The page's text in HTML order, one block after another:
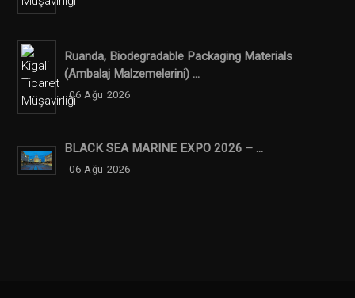
Ruanda, Biodegradable Packaging Materials
(ambalaj Malzemelerini) ...
06 Ağu 2026
BLACK SEA MARINE EXPO 2026 – ...
06 Ağu 2026